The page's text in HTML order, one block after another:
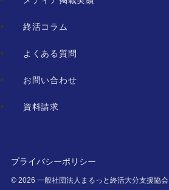
終活コラム
よくある質問
お問い合わせ
資料請求
©2026 一般社団法人まるっと終活大分支援協会
プライバシーポリシー